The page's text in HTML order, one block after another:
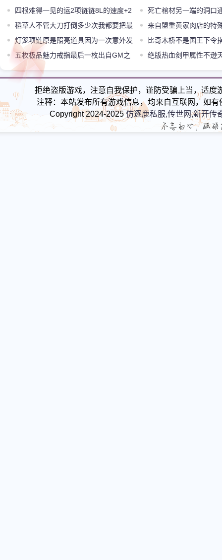
了一个月
四根难得一见的运2项链链8L的速度+2
项链最牛
死亡棺材另一端的洞口
地图吗
稻草人不管大刀打倒多少次我都要把最
好的送给你
来自盟重黄家肉店的特
灯笼项链原是照亮道具因为一次意外发
现了它的秘密
比奇木桥不是国王下令
手阿妍而建的
五枚极品魅力戒指最后一枚出自GM之
手无疑了
绝版热血剑甲属性不逊
好看更稀有
拒绝盗版游戏，注意自我保护，谨防受骗上当，适
注释：本站发布所有游戏信息，均来自互联网，如
Copyright 2024-2025仿逐鹿私服,传世网,新开传